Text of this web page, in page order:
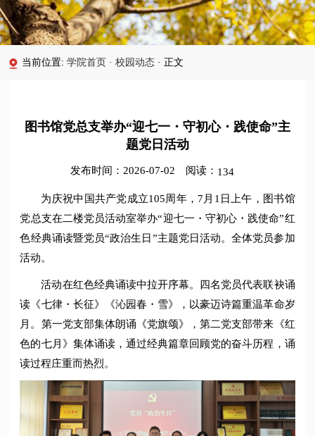
当前位置:学院首页 · 校园动态 · 正文
图书馆党总支举办“迎七一・守初心・践使命”主
题党日活动
发布时间：2026-07-02 阅读： 134
为庆祝中国共产党成立105周年，7月1日上午，图书馆
党总支在二楼党员活动室举办“迎七一・守初心・践使命”红
色经典诵读暨党员“政治生日”主题党日活动。全体党员参加
活动。
活动在红色经典诵读中拉开序幕。四名党员代表联袂诵
读《七律・长征》《沁园春・雪》，以豪迈诗篇重温革命岁
月。第一党支部集体朗诵《党旗颂》，第二党支部带来《红
色的七月》集体诵读，通过经典篇章回顾党的奋斗历程，诵
读过程庄重而热烈。